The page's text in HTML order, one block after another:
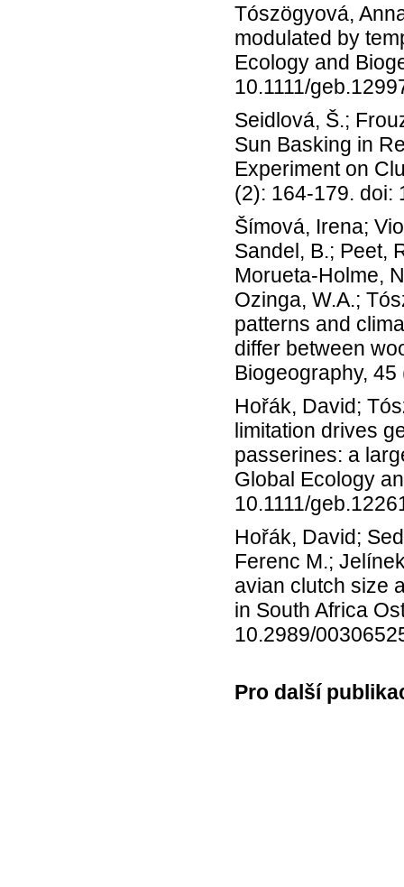
Tószögyová,
modulated by
Ecology and
10.1111/
Seidlová, Š.;
Sun Basking in
Experiment on
(2): 164-179. doi:
Šímová, Irena;
Sandel, B.; Peet,
Morueta-Holme,
Ozinga, W.A.;
patterns and
differ between
Biogeography,
Hořák, David;
limitation drives
passerines: a
Global Ecology
10.1111/
Hořák, David;
Ferenc M.;
avian clutch size
in South Africa
10.2989/
Pro další